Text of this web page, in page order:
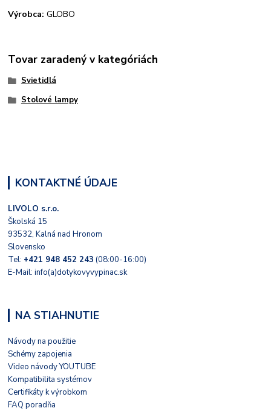
Výrobca:GLOBO
Tovar zaradený v kategóriách
Svietidlá
Stolové lampy
KONTAKTNÉ ÚDAJE
LIVOLO s.r.o.
Školská 15
93532, Kalná nad Hronom
Slovensko
Tel: +421 948 452 243 (08:00-16:00)
E-Mail: info(a)dotykovyvypinac.sk
NA STIAHNUTIE
Návody na použitie
Schémy zapojenia
Video návody YOUTUBE
Kompatibilita systémov
Certifikáty k výrobkom
FAQ poradňa